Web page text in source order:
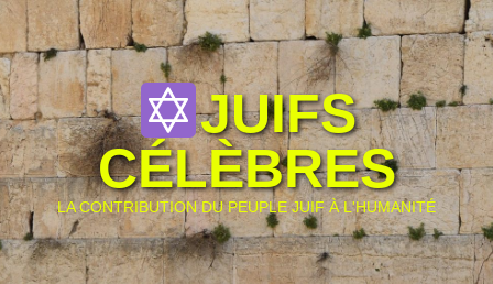
Skip
content
JUIFS
CÉLÈBRES
LA CONTRIBUTION DU PEUPLE JUIF À L'HUMANITÉ